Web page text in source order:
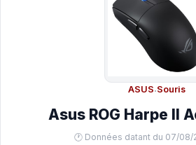
ASUS·Souris
Asus ROG Harpe II
🕐 Données datant du 07/08/